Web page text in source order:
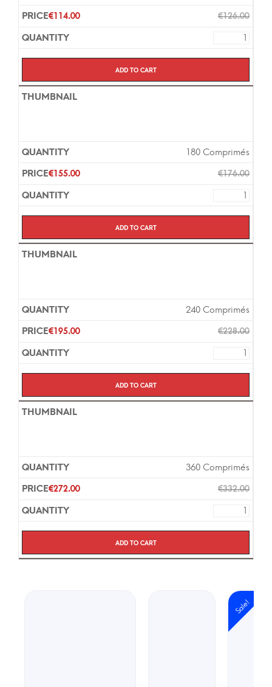
€126.00
€114.00
Add to cart
180 Comprimés
€176.00
€155.00
Add to cart
240 Comprimés
€228.00
€195.00
Add to cart
360 Comprimés
€332.00
€272.00
Add to cart
Sale!